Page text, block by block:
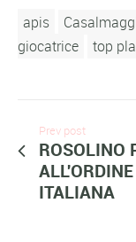
apis
giocatrice
top
Prev post
ROSOLINO
ITALIANA